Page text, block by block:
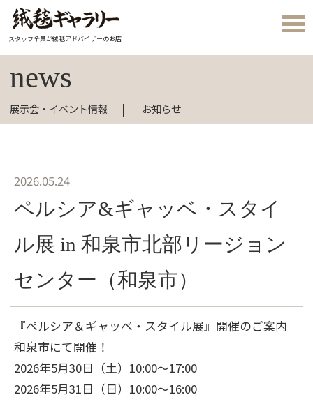
スタッフ全員が絨毯アドバイザーのお店
news
展示会・イベント情報 お知らせ
2026.05.24
ペルシア&ギャッベ・スタイ
ル展 in 和泉市北部リージョン
センター（和泉市）
『ペルシア＆ギャッベ・スタイル展』開催のご案内
和泉市にて開催！
2026年5月30日（土）10:00～17:00
2026年5月31日（日）10:00～16:00